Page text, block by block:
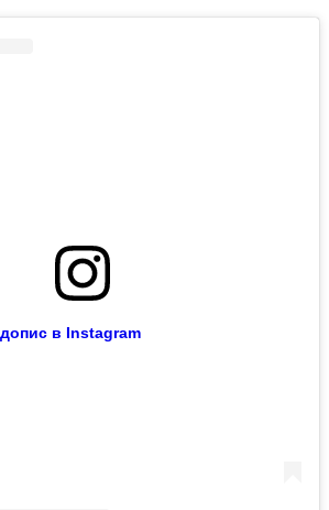
в Instagram